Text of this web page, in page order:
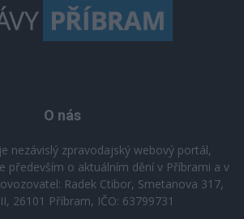
O nás
nezávislý zpravodajský webový portál,
především o aktuálním dění v Příbrami a v
Radek Ctibor, Smetanova 317,
26101 Příbram, IČO: 63799731